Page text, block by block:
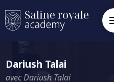
Dariush Talai
avec Dariush Talai